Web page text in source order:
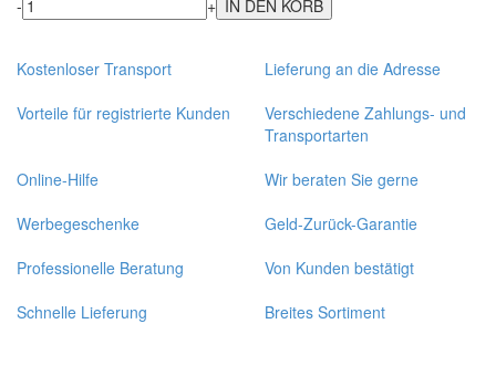
- +
Kostenloser Transport
Lieferung an die Adresse
Vorteile für registrierte Kunden
Verschiedene Zahlungs- und
Transportarten
Online-Hilfe
Wir beraten Sie gerne
Werbegeschenke
Geld-Zurück-Garantie
Professionelle Beratung
Von Kunden bestätigt
Schnelle Lieferung
Breites Sortiment